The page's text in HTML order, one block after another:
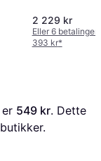
2 229 kr
Eller 6 betalinger
393 kr*
er 549 kr. Dette
butikker.